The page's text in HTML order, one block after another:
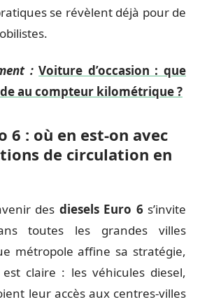
se révèlent déjà pour de
: Voiture d’occasion : que
au compteur kilométrique ?
6 : où en est-on avec
de circulation en
des diesels Euro 6s’invite
toutes les grandes villes
métropole affine sa stratégie,
claire : les véhicules diesel,
leur accès aux centres-villes